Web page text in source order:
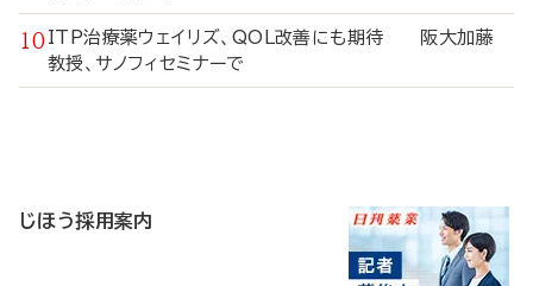
ITP治療薬ウェイリズ、QOL改善にも期待 阪大加藤
教授、サノフィセミナーで
じほう採用案内